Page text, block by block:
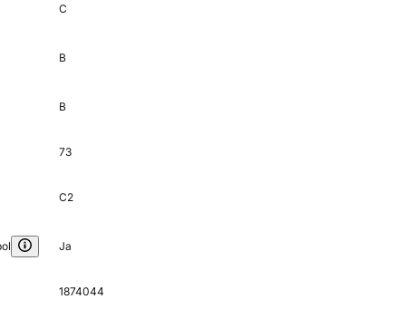
C
B
B
73
C2
Ja
1874044